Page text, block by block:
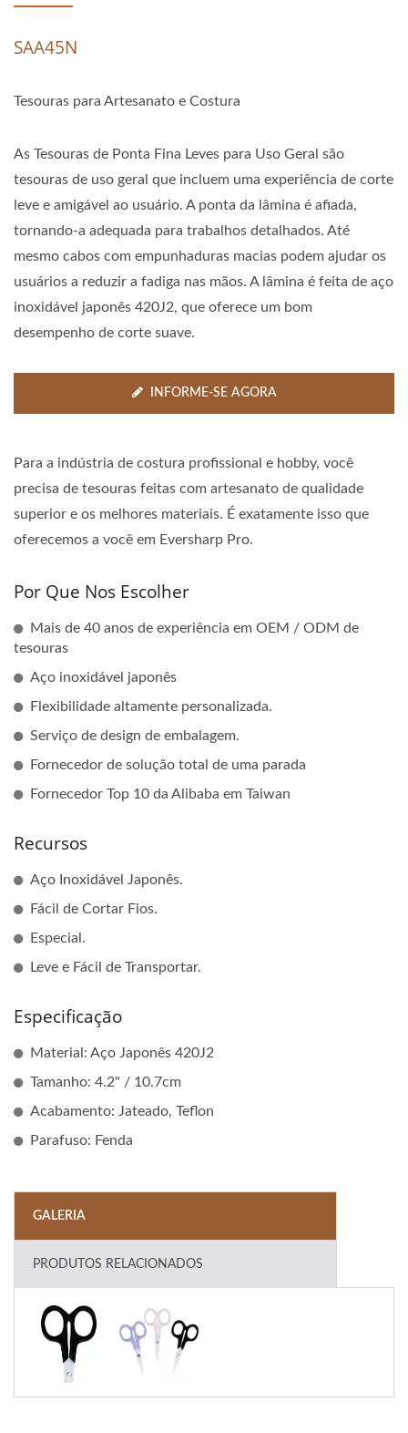
SAA45N
Tesouras para Artesanato e Costura
As Tesouras de Ponta Fina Leves para Uso Geral são
tesouras de uso geral que incluem uma experiência de corte
leve e amigável ao usuário. A ponta da lâmina é afiada,
tornando-a adequada para trabalhos detalhados. Até
mesmo cabos com empunhaduras macias podem ajudar os
usuários a reduzir a fadiga nas mãos. A lâmina é feita de aço
inoxidável japonês 420J2, que oferece um bom
desempenho de corte suave.
INFORME-SE AGORA
Para a indústria de costura profissional e hobby, você
precisa de tesouras feitas com artesanato de qualidade
superior e os melhores materiais. É exatamente isso que
oferecemos a você em Eversharp Pro.
Por Que Nos Escolher
Mais de 40 anos de experiência em OEM / ODM de
tesouras
Aço inoxidável japonês
Flexibilidade altamente personalizada.
Serviço de design de embalagem.
Fornecedor de solução total de uma parada
Fornecedor Top 10 da Alibaba em Taiwan
Recursos
Aço Inoxidável Japonês.
Fácil de Cortar Fios.
Especial.
Leve e Fácil de Transportar.
Especificação
Material: Aço Japonês 420J2
Tamanho: 4.2" / 10.7cm
Acabamento: Jateado, Teflon
Parafuso: Fenda
GALERIA
PRODUTOS RELACIONADOS